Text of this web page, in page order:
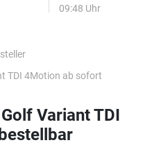
09:48 Uhr
TDI 4Motion ab sofort
Variant TDI